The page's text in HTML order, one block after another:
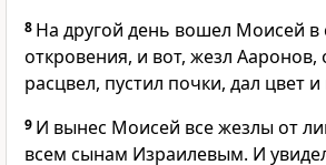
8 На другой день вошел Моисей в
откровения, и вот, жезл
расцвел, пустил почки, дал цвет
9 И вынес Моисей все жезлы от
всем сынам Израилевым. И